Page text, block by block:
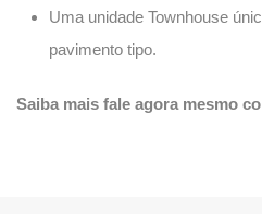
Uma unidade Townhouse
pavimento tipo.
Saiba mais fale agora mesmo